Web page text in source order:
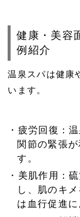
健康・美容
例紹介
温泉スパは健康
います。
疲労回復 ：
関節の緊張
す。
美肌作用
：
し、肌のキ
は血行促進